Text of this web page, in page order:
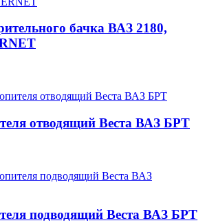
бачка ВАЗ 2180,
отводящий Веста ВАЗ БРТ
подводящий Веста ВАЗ БРТ